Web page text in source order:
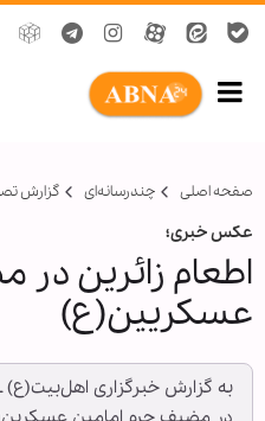
صفحه اصلی چندرسانه‌ای گزارش
عکس خبری؛
اطعام زائرین
عسکریین(ع)
به گزارش خبرگزاری اهل‌بیت(ع) ـ